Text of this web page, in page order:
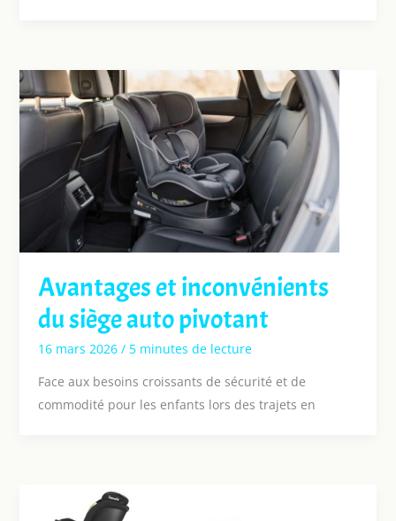
Avantages et inconvénients
du siège auto pivotant
16 mars 2026 / 5 minutes de lecture
Face aux besoins croissants de sécurité et de
commodité pour les enfants lors des trajets en